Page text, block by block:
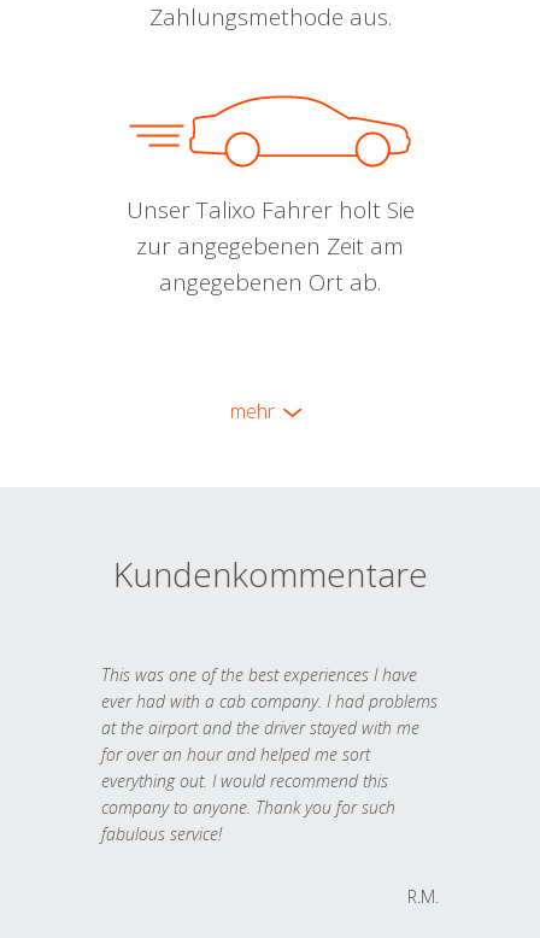
Zahlungsmethode aus.
Unser Talixo Fahrer holt Sie
zur angegebenen Zeit am
angegebenen Ort ab.
mehr
Kundenkommentare
This was one of the best experiences I have
ever had with a cab company. I had problems
at the airport and the driver stayed with me
for over an hour and helped me sort
everything out. I would recommend this
company to anyone. Thank you for such
fabulous service!
R.M.